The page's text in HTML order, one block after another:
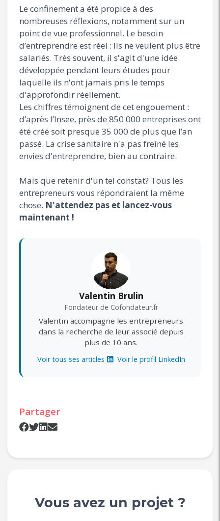
Le confinement a été propice à des
nombreuses réflexions, notamment sur un
point de vue professionnel. Le besoin
d’entreprendre est réel : Ils ne veulent plus être
salariés. Très souvent, il s'agit d'une idée
développée pendant leurs études pour
laquelle ils n'ont jamais pris le temps
d'approfondir réellement.
Les chiffres témoignent de cet engouement :
d’après l’Insee, près de 850 000 entreprises ont
été créé soit presque 35 000 de plus que l’an
passé. La crise sanitaire n'a pas freiné les
envies d'entreprendre, bien au contraire.
Mais que retenir d'un tel constat? Tous les
entrepreneurs vous répondraient la même
chose. N'attendez pas et lancez-vous
maintenant !
Valentin Brulin
Fondateur de Cofondateur.fr
Valentin accompagne les entrepreneurs
dans la recherche de leur associé depuis
plus de 10 ans.
Voir tous ses articles Voir le profil LinkedIn
Partager
Vous avez un projet ?